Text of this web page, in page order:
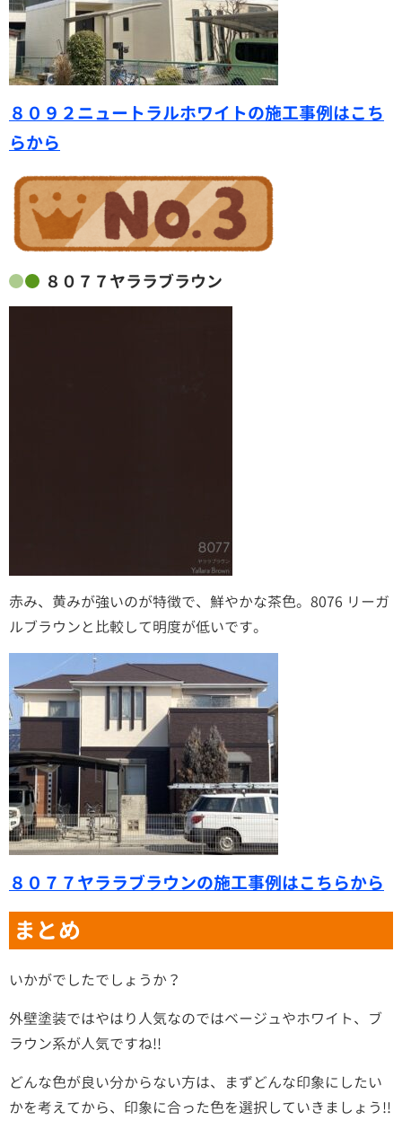
８０９２ニュートラルホワイトの施工事例はこち
らから
８０７７ヤララブラウン
赤み、黄みが強いのが特徴で、鮮やかな茶色。8076 リーガ
ルブラウンと比較して明度が低いです。
８０７７ヤララブラウンの施工事例はこちらから
まとめ
いかがでしたでしょうか？
外壁塗装ではやはり人気なのではベージュやホワイト、ブ
ラウン系が人気ですね!!
どんな色が良い分からない方は、まずどんな印象にしたい
かを考えてから、印象に合った色を選択していきましょう!!